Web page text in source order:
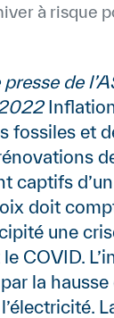
à risque
de
fossiles et
captifs
doit
une
COVID.
la